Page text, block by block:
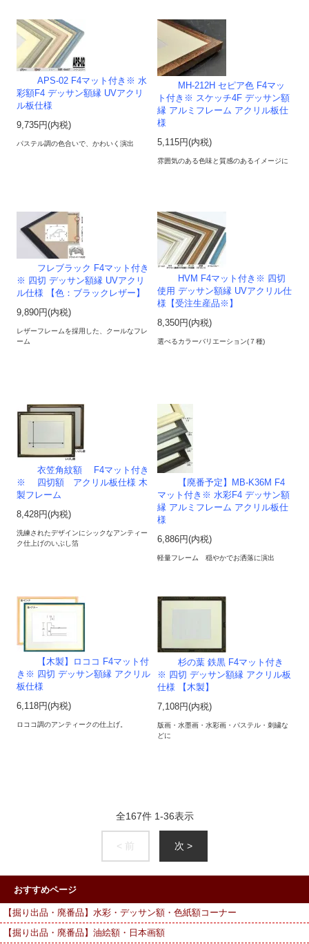
APS-02 F4マット付き※ 水
彩額F4 デッサン額縁 UVアクリ
ル板仕様
9,735円(内税)
パステル調の色合いで、かわいく演出
MH-212H セピア色 F4マッ
ト付き※ スケッチ4F デッサン額
縁 アルミフレーム アクリル板仕
様
5,115円(内税)
雰囲気のある色味と質感のあるイメージに
フレブラック F4マット付き
※ 四切 デッサン額縁 UVアクリ
ル仕様 【色：ブラックレザー】
9,890円(内税)
レザーフレームを採用した、クールなフレ
ーム
HVM F4マット付き※ 四切
使用 デッサン額縁 UVアクリル仕
様【受注生産品※】
8,350円(内税)
選べるカラーバリエーション(７種)
衣笠角紋額 F4マット付き
※ 四切額 アクリル板仕様 木
製フレーム
8,428円(内税)
洗練されたデザインにシックなアンティー
ク仕上げのいぶし箔
【廃番予定】MB-K36M F4
マット付き※ 水彩F4 デッサン額
縁 アルミフレーム アクリル板仕
様
6,886円(内税)
軽量フレーム 穏やかでお洒落に演出
【木製】ロココ F4マット付
き※ 四切 デッサン額縁 アクリル
板仕様
6,118円(内税)
ロココ調のアンティークの仕上げ。
杉の葉 鉄黒 F4マット付き
※ 四切 デッサン額縁 アクリル板
仕様 【木製】
7,108円(内税)
版画・水墨画・水彩画・パステル・刺繍な
どに
全167件 1-36表示
< 前 次 >
おすすめページ
【掘り出品・廃番品】水彩・デッサン額・色紙額コーナー
【掘り出品・廃番品】油絵額・日本画額